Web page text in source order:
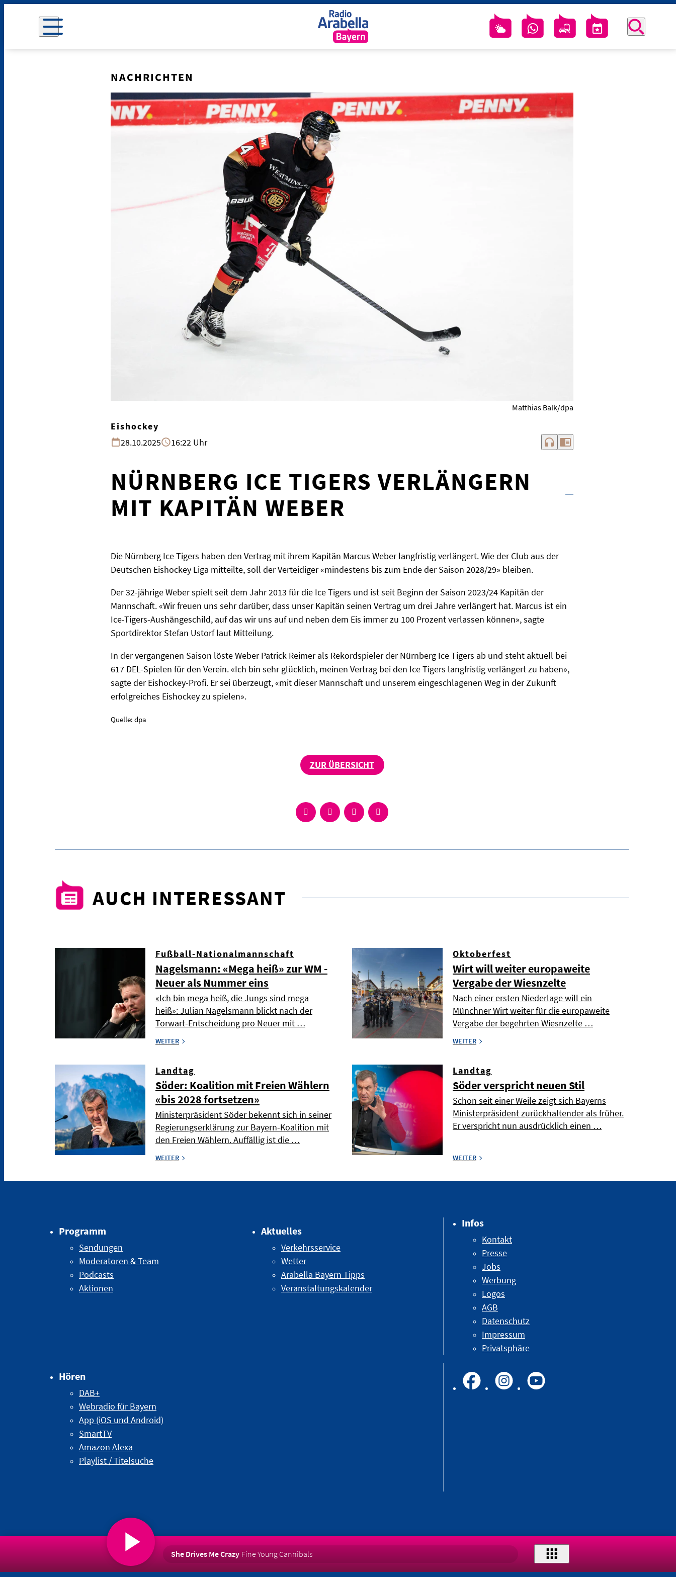
NACHRICHTEN
Matthias Balk/dpa
Eishockey
28.10.2025
16:22 Uhr headphones chrome_reader_mode
NÜRNBERG ICE TIGERS VERLÄNGERN
MIT KAPITÄN WEBER
Die Nürnberg Ice Tigers haben den Vertrag mit ihrem Kapitän Marcus Weber langfristig verlängert. Wie der Club aus der
Deutschen Eishockey Liga mitteilte, soll der Verteidiger «mindestens bis zum Ende der Saison 2028/29» bleiben.
Der 32-jährige Weber spielt seit dem Jahr 2013 für die Ice Tigers und ist seit Beginn der Saison 2023/24 Kapitän der
Mannschaft. «Wir freuen uns sehr darüber, dass unser Kapitän seinen Vertrag um drei Jahre verlängert hat. Marcus ist ein
Ice-Tigers-Aushängeschild, auf das wir uns auf und neben dem Eis immer zu 100 Prozent verlassen können», sagte
Sportdirektor Stefan Ustorf laut Mitteilung.
In der vergangenen Saison löste Weber Patrick Reimer als Rekordspieler der Nürnberg Ice Tigers ab und steht aktuell bei
617 DEL-Spielen für den Verein. «Ich bin sehr glücklich, meinen Vertrag bei den Ice Tigers langfristig verlängert zu haben»,
sagte der Eishockey-Profi. Er sei überzeugt, «mit dieser Mannschaft und unserem eingeschlagenen Weg in der Zukunft
erfolgreiches Eishockey zu spielen».
Quelle: dpa
ZUR ÜBERSICHT
AUCH INTERESSANT
Fußball-Nationalmannschaft
Nagelsmann: «Mega heiß» zur WM -
Neuer als Nummer eins
«Ich bin mega heiß, die Jungs sind mega
heiß»: Julian Nagelsmann blickt nach der
Torwart-Entscheidung pro Neuer mit …
WEITER
Oktoberfest
Wirt will weiter europaweite
Vergabe der Wiesnzelte
Nach einer ersten Niederlage will ein
Münchner Wirt weiter für die europaweite
Vergabe der begehrten Wiesnzelte …
WEITER
Landtag
Söder: Koalition mit Freien Wählern
«bis 2028 fortsetzen»
Ministerpräsident Söder bekennt sich in seiner
Regierungserklärung zur Bayern-Koalition mit
den Freien Wählern. Auffällig ist die …
WEITER
Landtag
Söder verspricht neuen Stil
Schon seit einer Weile zeigt sich Bayerns
Ministerpräsident zurückhaltender als früher.
Er verspricht nun ausdrücklich einen …
WEITER
Programm
Sendungen
Moderatoren & Team
Podcasts
Aktionen
Aktuelles
Verkehrsservice
Wetter
Arabella Bayern Tipps
Veranstaltungskalender
Hören
DAB+
Webradio für Bayern
App (iOS und Android)
SmartTV
Amazon Alexa
Playlist / Titelsuche
Infos
Kontakt
Presse
Jobs
Werbung
Logos
AGB
Datenschutz
Impressum
Privatsphäre
She Drives Me Crazy Fine Young Cannibals